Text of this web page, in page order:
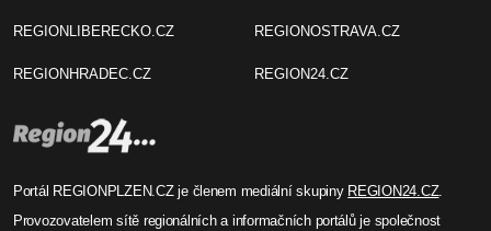
REGIONLIBERECKO.CZ
REGIONHRADEC.CZ
REGIONOSTRAVA.CZ
REGION24.CZ
Portál REGIONPLZEN.CZ je členem mediální skupiny REGION24.CZ.
Provozovatelem sítě regionálních a informačních portálů je společnost